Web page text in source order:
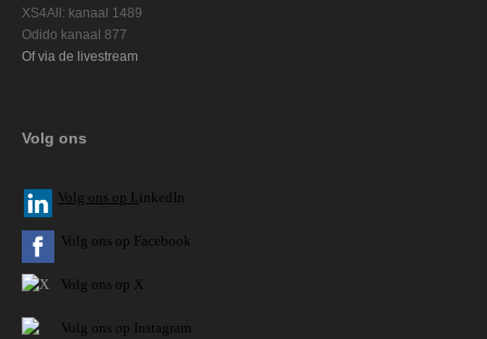
XS4All: kanaal 1489
Odido kanaal 877
Of via de livestream
Volg ons
Volg ons op L inkedIn
Volg ons op Facebook
Volg ons op X
Volg ons op Instagram